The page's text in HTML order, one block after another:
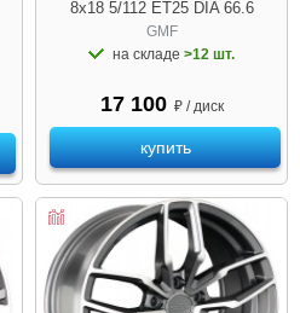
8x18 5/112 ET25 DIA 66.6
GMF
на складе >12 шт.
17 100 ₽ / диск
купить